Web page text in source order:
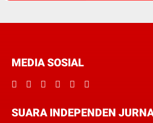
MEDIA SOSIAL
SUARA INDEPENDEN